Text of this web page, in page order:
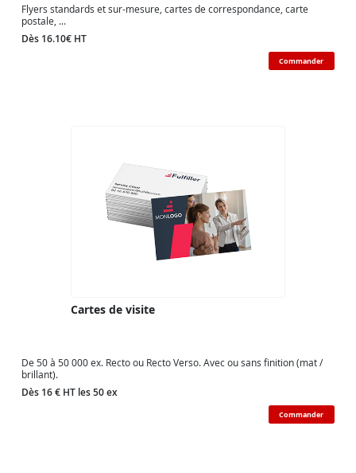
Flyers standards et sur-mesure, cartes de correspondance, carte
postale, ...
Dès 16.10€ HT
Commander
Cartes de visite
De 50 à 50 000 ex. Recto ou Recto Verso. Avec ou sans finition (mat /
brillant).
Dès 16 € HT les 50 ex
Commander